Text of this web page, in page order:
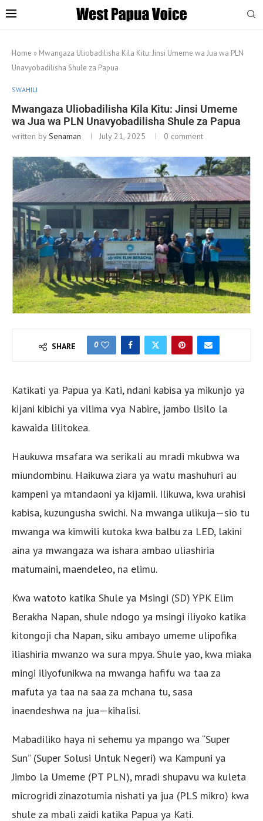
Home » Mwangaza Uliobadilisha Kila Kitu: Jinsi Umeme wa Jua wa PLN
Unavyobadilisha Shule za Papua
SWAHILI
Mwangaza Uliobadilisha Kila Kitu: Jinsi Umeme
wa Jua wa PLN Unavyobadilisha Shule za Papua
written bySenaman July 21, 2025 0 comment
SHARE 0
Katikati ya Papua ya Kati, ndani kabisa ya mikunjo ya
kijani kibichi ya vilima vya Nabire, jambo lisilo la
kawaida lilitokea.
Haukuwa msafara wa serikali au mradi mkubwa wa
miundombinu. Haikuwa ziara ya watu mashuhuri au
kampeni ya mtandaoni ya kijamii. Ilikuwa, kwa urahisi
kabisa, kuzungusha swichi. Na mwanga ulikuja—sio tu
mwanga wa kimwili kutoka kwa balbu za LED, lakini
aina ya mwangaza wa ishara ambao uliashiria
matumaini, maendeleo, na elimu.
Kwa watoto katika Shule ya Msingi (SD) YPK Elim
Berakha Napan, shule ndogo ya msingi iliyoko katika
kitongoji cha Napan, siku ambayo umeme ulipofika
iliashiria mwanzo wa sura mpya. Shule yao, kwa miaka
mingi iliyofunikwa na mwanga hafifu wa taa za
mafuta ya taa na saa za mchana tu, sasa
inaendeshwa na jua—kihalisi.
Mabadiliko haya ni sehemu ya mpango wa “Super
Sun” (Super Solusi Untuk Negeri) wa Kampuni ya
Jimbo la Umeme (PT PLN), mradi shupavu wa kuleta
microgridi zinazotumia nishati ya jua (PLS mikro) kwa
shule za mbali zaidi katika Papua ya Kati.